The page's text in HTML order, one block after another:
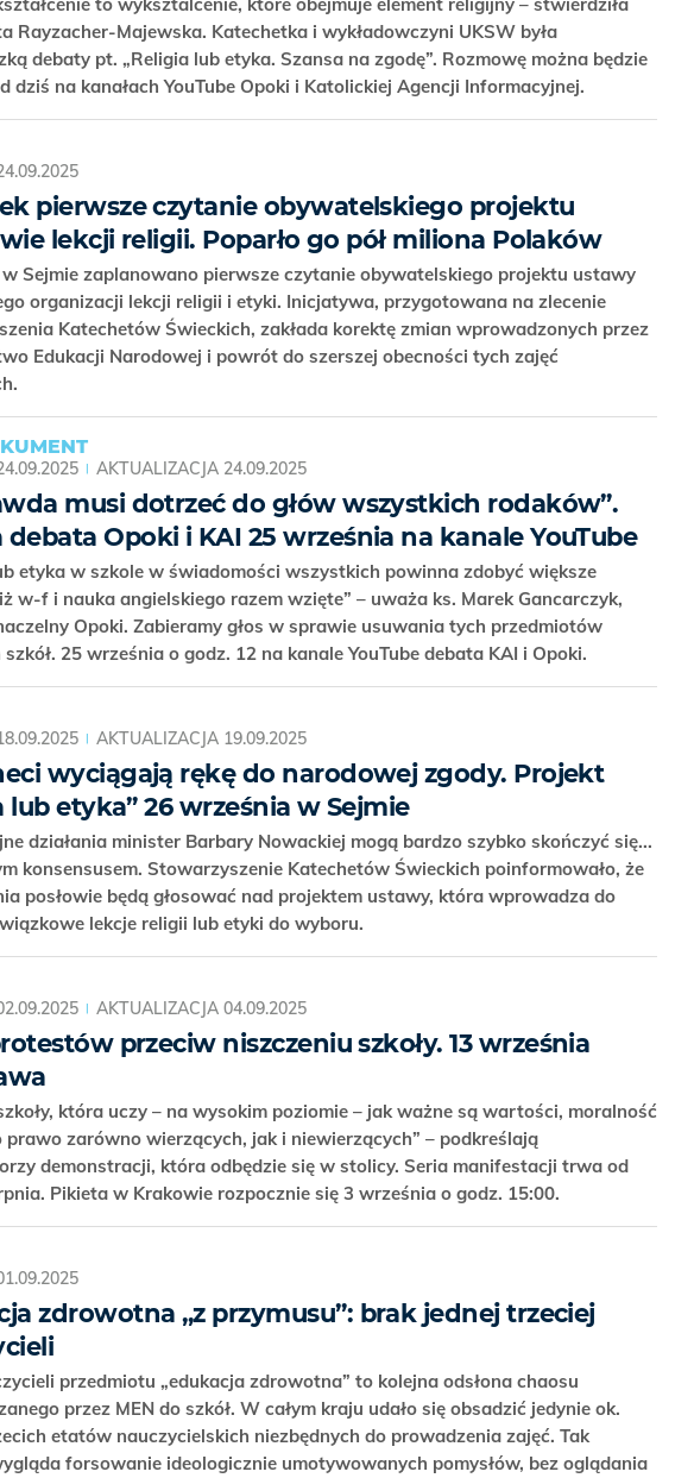
Rayzacher-Majewska. Katechetka i wykładowczyni UKSW była
debaty pt. „Religia lub etyka. Szansa na zgodę”. Rozmowę można będzie
dziś na kanałach YouTube Opoki i Katolickiej Agencji Informacyjnej.
pierwsze czytanie obywatelskiego projektu
lekcji religii. Poparło go pół miliona Polaków
Sejmie zaplanowano pierwsze czytanie obywatelskiego projektu ustawy
organizacji lekcji religii i etyki. Inicjatywa, przygotowana na zlecenie
Katechetów Świeckich, zakłada korektę zmian wprowadzonych przez
Edukacji Narodowej i powrót do szerszej obecności tych zajęć
AKTUALIZACJA 24.09.2025
musi dotrzeć do głów wszystkich rodaków”.
debata Opoki i KAI 25 września na kanale YouTube
etyka w szkole w świadomości wszystkich powinna zdobyć większe
w-f i nauka angielskiego razem wzięte” – uważa ks. Marek Gancarczyk,
Opoki. Zabieramy głos w sprawie usuwania tych przedmiotów
25 września o godz. 12 na kanale YouTube debata KAI i Opoki.
AKTUALIZACJA 19.09.2025
wyciągają rękę do narodowej zgody. Projekt
lub etyka” 26 września w Sejmie
działania minister Barbary Nowackiej mogą bardzo szybko skończyć się...
konsensusem. Stowarzyszenie Katechetów Świeckich poinformowało, że
posłowie będą głosować nad projektem ustawy, która wprowadza do
lekcje religii lub etyki do wyboru.
AKTUALIZACJA 04.09.2025
przeciw niszczeniu szkoły. 13 września
która uczy – na wysokim poziomie – jak ważne są wartości, moralność
prawo zarówno wierzących, jak i niewierzących” – podkreślają
demonstracji, która odbędzie się w stolicy. Seria manifestacji trwa od
Pikieta w Krakowie rozpocznie się 3 września o godz. 15:00.
zdrowotna „z przymusu”: brak jednej trzeciej
przedmiotu „edukacja zdrowotna” to kolejna odsłona chaosu
przez MEN do szkół. W całym kraju udało się obsadzić jedynie ok.
etatów nauczycielskich niezbędnych do prowadzenia zajęć. Tak
forsowanie ideologicznie umotywowanych pomysłów, bez oglądania